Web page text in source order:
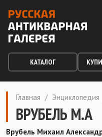
КАТАЛОГ
Главная / Энциклопедия
ВРУБЕЛЬ М.А
Врубель Михаил